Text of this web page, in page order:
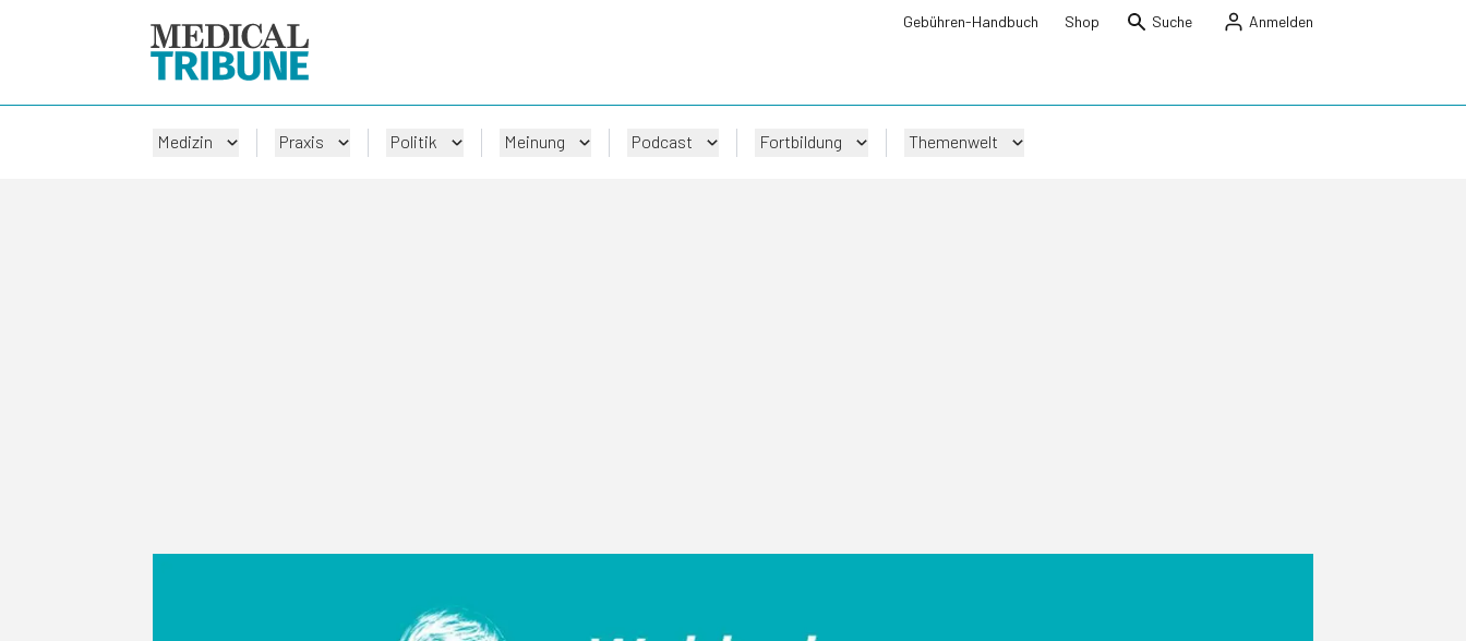
Gebühren-Handbuch Shop Suche Anmelden
Medizin Praxis Politik Meinung Podcast Fortbildung Themenwelt